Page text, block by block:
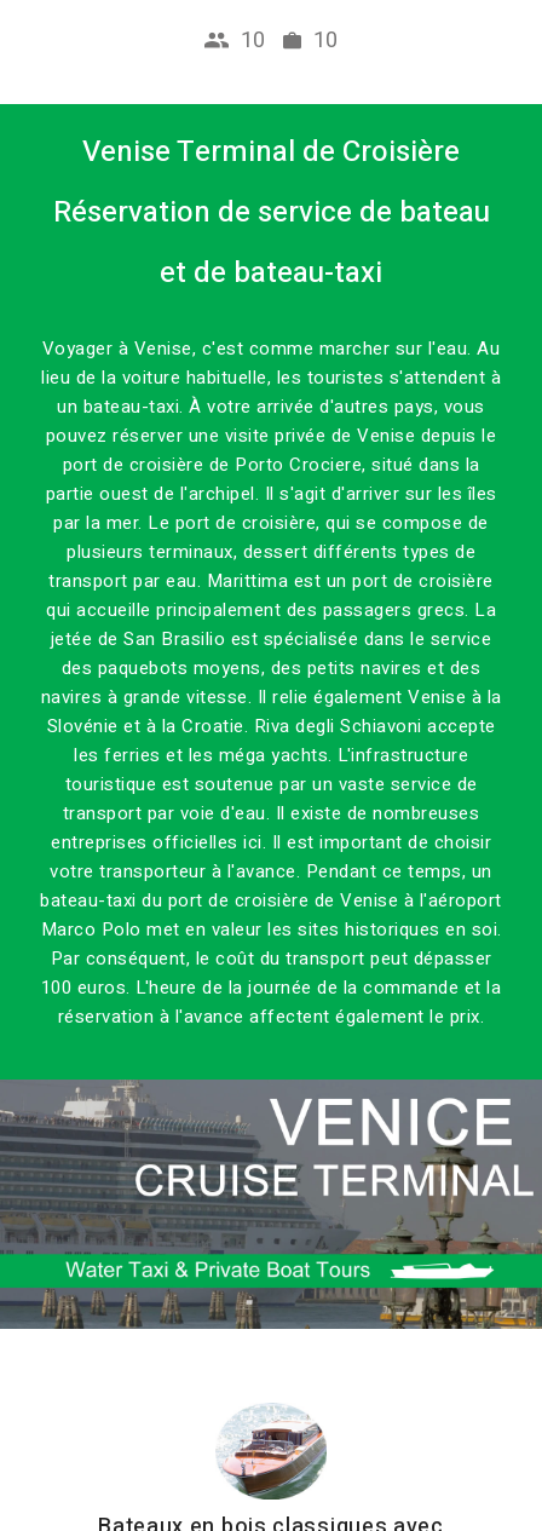
10 10
Venise Terminal de Croisière
Réservation de service de bateau
et de bateau-taxi
Voyager à Venise, c'est comme marcher sur l'eau. Au
lieu de la voiture habituelle, les touristes s'attendent à
un bateau-taxi. À votre arrivée d'autres pays, vous
pouvez réserver une visite privée de Venise depuis le
port de croisière de Porto Crociere, situé dans la
partie ouest de l'archipel. Il s'agit d'arriver sur les îles
par la mer. Le port de croisière, qui se compose de
plusieurs terminaux, dessert différents types de
transport par eau. Marittima est un port de croisière
qui accueille principalement des passagers grecs. La
jetée de San Brasilio est spécialisée dans le service
des paquebots moyens, des petits navires et des
navires à grande vitesse. Il relie également Venise à la
Slovénie et à la Croatie. Riva degli Schiavoni accepte
les ferries et les méga yachts. L'infrastructure
touristique est soutenue par un vaste service de
transport par voie d'eau. Il existe de nombreuses
entreprises officielles ici. Il est important de choisir
votre transporteur à l'avance. Pendant ce temps, un
bateau-taxi du port de croisière de Venise à l'aéroport
Marco Polo met en valeur les sites historiques en soi.
Par conséquent, le coût du transport peut dépasser
100 euros. L'heure de la journée de la commande et la
réservation à l'avance affectent également le prix.